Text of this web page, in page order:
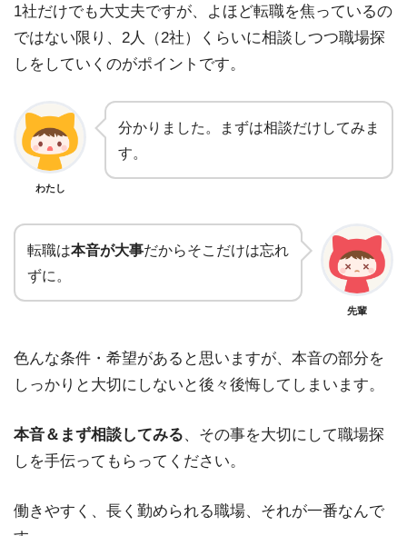
1社だけでも大丈夫ですが、よほど転職を焦っているの
ではない限り、2人（2社）くらいに相談しつつ職場探
しをしていくのがポイントです。
わたし
分かりました。まずは相談だけしてみま
す。
転職は本音が大事だからそこだけは忘れ
ずに。
先輩
色んな条件・希望があると思いますが、本音の部分を
しっかりと大切にしないと後々後悔してしまいます。
本音＆まず相談してみる、その事を大切にして職場探
しを手伝ってもらってください。
働きやすく、長く勤められる職場、それが一番なんで